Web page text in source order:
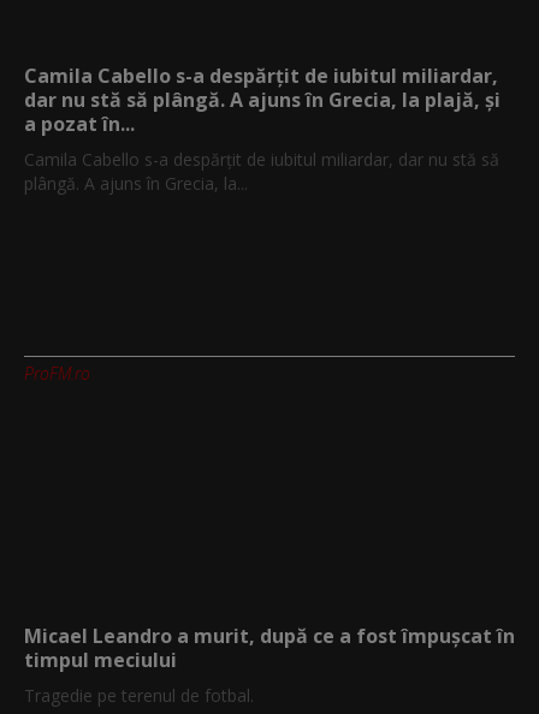
Camila Cabello s-a despărțit de iubitul miliardar,
dar nu stă să plângă. A ajuns în Grecia, la plajă, și
a pozat în...
Camila Cabello s-a despărțit de iubitul miliardar, dar nu stă să
plângă. A ajuns în Grecia, la...
ProFM.ro
Micael Leandro a murit, după ce a fost împușcat în
timpul meciului
Tragedie pe terenul de fotbal.